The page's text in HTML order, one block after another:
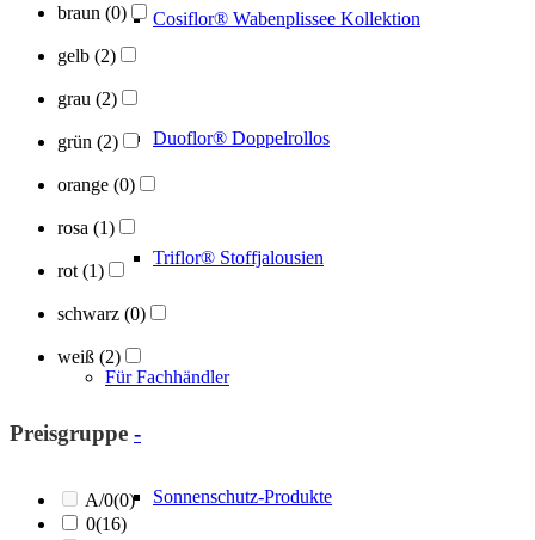
Cosiflor® Wabenplissee Kollektion
Duoflor® Doppelrollos
Triflor® Stoffjalousien
Für Fachhändler
Sonnenschutz-Produkte
braun (0)
gelb (2)
grau (2)
grün (2)
orange (0)
rosa (1)
rot (1)
schwarz (0)
weiß (2)
Preisgruppe -
A/0(0)
0(16)